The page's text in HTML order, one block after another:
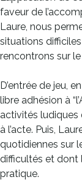
faveur de
Laure, nous
situations
rencontrons sur le
D’entrée de jeu,
libre adhésion à
activités
à l’acte. Puis,
quotidiennes sur
difficultés et dont
pratique.